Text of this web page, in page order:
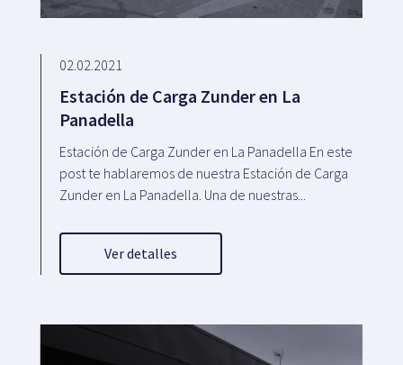
02.02.2021
Estación de Carga Zunder en La
Panadella
Estación de Carga Zunder en La Panadella En este
post te hablaremos de nuestra Estación de Carga
Zunder en La Panadella. Una de nuestras...
Ver detalles